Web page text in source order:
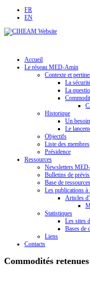
FR
EN
Accueil
Le réseau MED-Amin
Contexte et
La
La
Historique
Un
Le
Objectifs
Liste des membres
Présidence
Ressources
Newsletters
Bulletins de
Base de
Les publications à
Articles
Statistiques
Les sites
Bases de
Liens
Contacts
Commodités retenues